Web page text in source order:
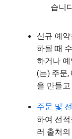
습니
신규 예
하될 때
하거나 예
(는) 주문
을 만들
주문 및
하여 선
러 출처